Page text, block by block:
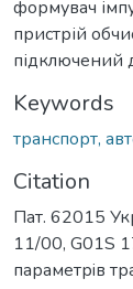
формувач
пристрій
Keywords
транспорт,
Citation
Пат. 62015
11/00, G01S
параметрiв